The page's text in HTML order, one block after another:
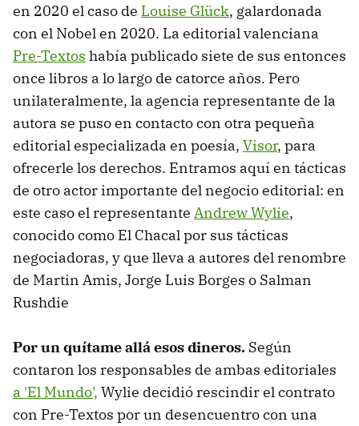
en 2020 el caso de Louise Glück, galardonada
con el Nobel en 2020. La editorial valenciana
Pre-Textos había publicado siete de sus entonces
once libros a lo largo de catorce años. Pero
unilateralmente, la agencia representante de la
autora se puso en contacto con otra pequeña
editorial especializada en poesía, Visor, para
ofrecerle los derechos. Entramos aquí en tácticas
de otro actor importante del negocio editorial: en
este caso el representante Andrew Wylie,
conocido como El Chacal por sus tácticas
negociadoras, y que lleva a autores del renombre
de Martin Amis, Jorge Luis Borges o Salman
Rushdie
Por un quítame allá esos dineros. Según
contaron los responsables de ambas editoriales
a 'El Mundo', Wylie decidió rescindir el contrato
con Pre-Textos por un desencuentro con una